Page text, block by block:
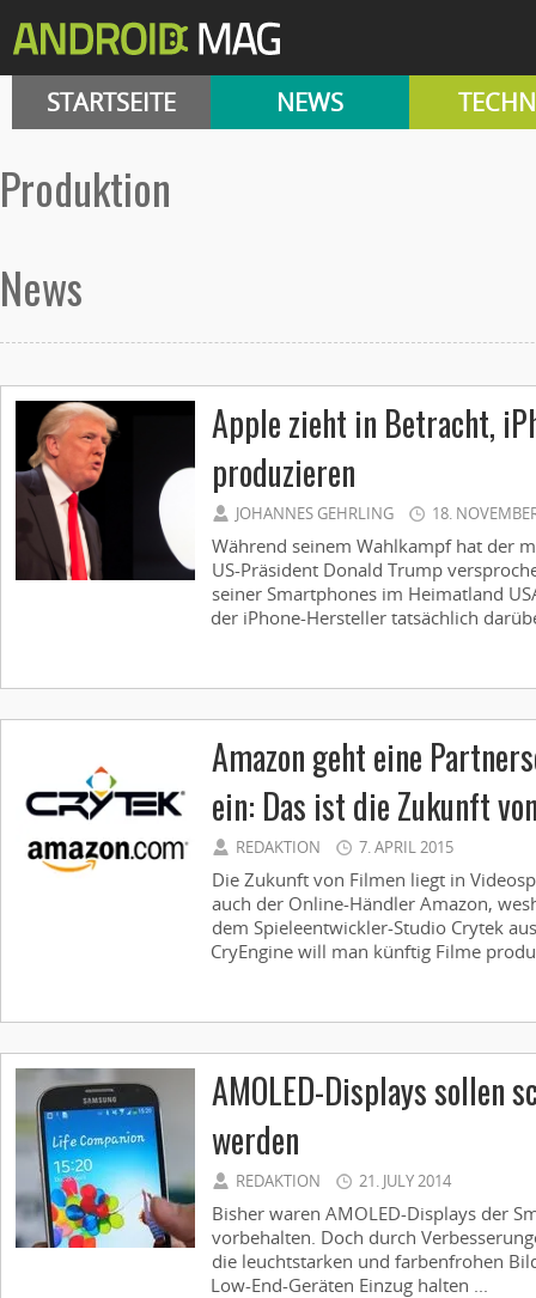
STARTSEITE NEWS
produktion
News
Apple zieht in Betracht,
produzieren
JOHANNES GEHRLING 18.
Während seinem Wahlkampf hat der
US-Präsident Donald Trump
seiner Smartphones im Heimatland
der iPhone-Hersteller tatsächlich
Amazon geht eine
ein: Das ist die Zukunft
REDAKTION 7. APRIL 2015
Die Zukunft von Filmen liegt in
auch der Online-Händler Amazon,
dem Spieleentwickler-Studio Crytek
CryEngine will man künftig Filme
AMOLED-Displays sollen
werden
REDAKTION 21. JULY 2014
Bisher waren AMOLED-Displays der
vorbehalten. Doch durch
die leuchtstarken und farbenfrohen
Low-End-Geräten Einzug halten ...